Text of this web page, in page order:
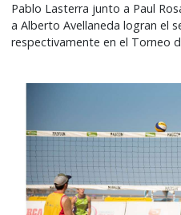
Pablo Lasterra junto a Paul
a Alberto Avellaneda logran el
respectivamente en el Torneo